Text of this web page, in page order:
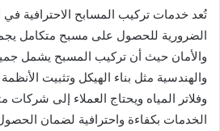
تُعد خدمات تركيب المسابح الاحترافية
الضرورية للحصول على مسبح متكامل
والأمان حيث أن تركيب المسبح يشمل
والهندسية مثل بناء الهيكل وتثبيت الأنظمة
وفلاتر المياه ويحتاج العملاء إلى
الخدمات بكفاءة واحترافية لضمان